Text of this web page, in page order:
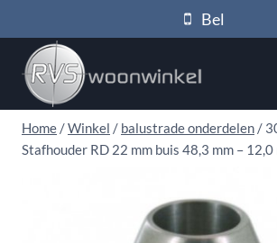
naar
inhoud
Bel
Home /Winkel / balustrade onderdelen /
Stafhouder RD 22 mm buis 48,3 mm –